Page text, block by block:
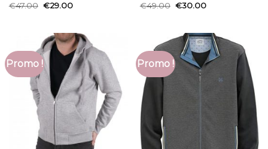
€47.00 €29.00
€49.00 €30.00
Promo ! Promo !